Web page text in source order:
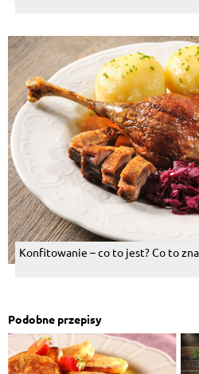
Konfitowanie – co to jest? Co to
Podobne przepisy